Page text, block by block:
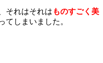
それはそれは ものすごく美
てしまいました。